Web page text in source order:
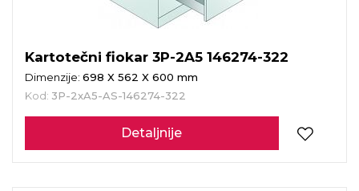
Kartotečni fiokar 3P-2A5 146274-322
Dimenzije: 698 X 562 X 600 mm
Kod: 3P-2xA5-AS-146274-322
Detaljnije